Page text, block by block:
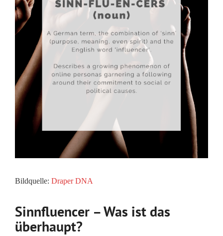
Bildquelle: Draper DNA
Sinnfluencer – Was ist das
überhaupt?